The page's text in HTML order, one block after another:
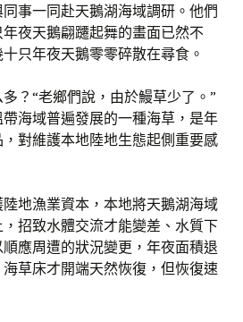
事一同赴天鵝湖海域調研。他們
夜天鵝翩躚起舞的畫面已然不
只年夜天鵝零零碎散在尋食。
？“老鄉們說，由於鰻草少了。”
海域普遍發展的一種海草，是年
對維護本地陸地生態起側重要感
陸地漁業資本，本地將天鵝湖海域
招致水體交流才能變差、水質下
應周遭的狀況變更，年夜面積退
草床才開端天然恢復，但恢復速